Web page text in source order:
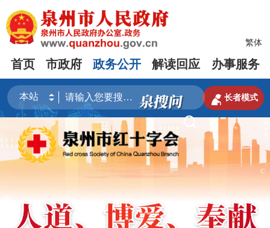
繁体
首页 市政府 政务公开 解读回应 办事服务

 长者模式